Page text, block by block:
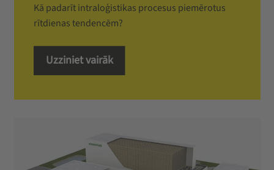
Kā padarīt intraloģistikas procesus piemērotus
rītdienas tendencēm?
Uzziniet vairāk